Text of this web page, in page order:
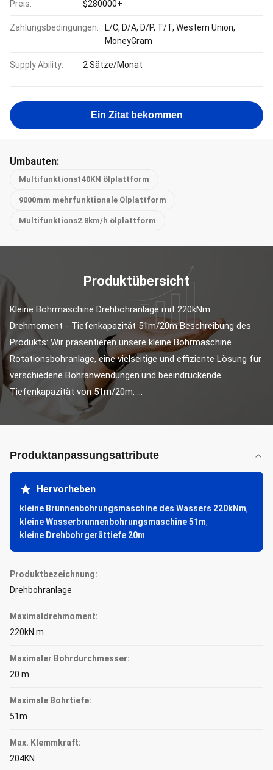
Preis: $280000+
Zahlungsbedingungen:
L/C, D/A, D/P, T/T, Western Union,
MoneyGram
Supply Ability: 2 Sätze/Monat
Ein Zitat bekommen
Umbauten:
Multifunktions140KN ölplattform
9000mm mehrfunktionale Ölplattform
Multifunktions2.8km/h ölplattform
Produktübersicht
Kleine Bohrmaschine Drehbohranlage mit 220kNm
Drehmoment - Tiefenkapazität 51m/20m Beschreibung des
Produkts: Wir präsentieren unsere kleine Bohrmaschine
Rotationsbohranlage, eine vielseitige und effiziente Lösung für
verschiedene Bohranwendungen.und beeindruckende
Tiefenkapazität von 51m/20m, ...
Produktanpassungsattribute
Hervorheben
kleine Brunnenbohrungsmaschine des Wassers 220kNm,
kleine Wasserbrunnenbohrungsmaschine 51m,
kleine Drehbohrgerättiefe 20m
Produktbezeichnung:
Drehbohranlage
Maximaldrehmoment:
220kN.m
Maximaler Bohrdurchmesser:
20 m
Maximale Bohrtiefe:
51m
Max. Klemmkraft:
204KN